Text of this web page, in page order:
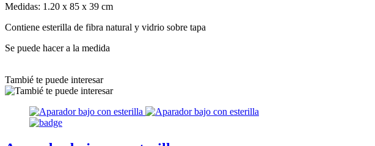
Medidas: 1.20 x 85 x 39 cm
Contiene esterilla de fibra natural y vidrio sobre tapa
Se puede hacer a la medida
Tambié te puede interesar